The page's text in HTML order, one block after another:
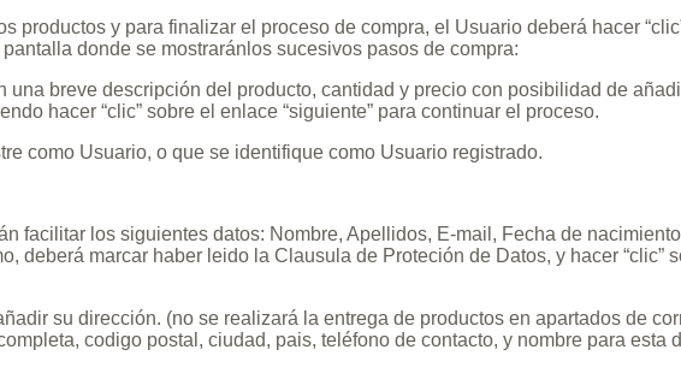
productos y para finalizar el proceso de compra, el Usuario deberá hacer
donde se mostraránlos sucesivos pasos de compra:
una breve descripción del producto, cantidad y precio con posibilidad de
hacer “clic” sobre el enlace “siguiente” para continuar el proceso.
como Usuario, o que se identifique como Usuario registrado.
facilitar los siguientes datos: Nombre, Apellidos, E-mail, Fecha de
deberá marcar haber leido la Clausula de Proteción de Datos, y hacer “clic”
su dirección. (no se realizará la entrega de productos en apartados de
codigo postal, ciudad, pais, teléfono de contacto, y nombre para esta